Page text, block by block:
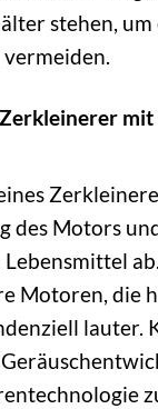
stehen, um
des Motors
Motoren, die
lauter.